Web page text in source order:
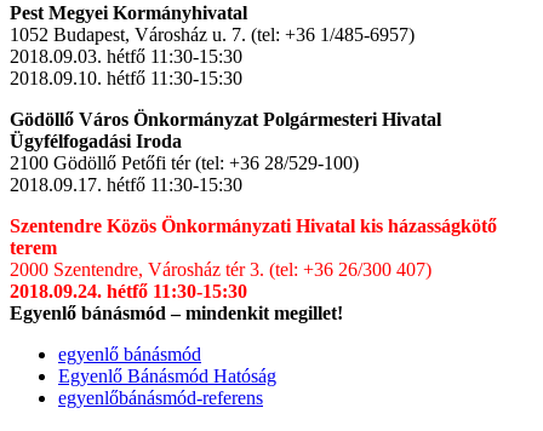
Pest Megyei Kormányhivatal
1052 Budapest, Városház u. 7. (tel: +36 1/485-6957)
2018.09.03. hétfő 11:30-15:30
2018.09.10. hétfő 11:30-15:30
Gödöllő Város Önkormányzat Polgármesteri Hivatal
Ügyfélfogadási Iroda
2100 Gödöllő Petőfi tér (tel: +36 28/529-100)
2018.09.17. hétfő 11:30-15:30
Szentendre Közös Önkormányzati Hivatal kis házasságkötő
terem
2000 Szentendre, Városház tér 3. (tel: +36 26/300 407)
2018.09.24. hétfő 11:30-15:30
Egyenlő bánásmód – mindenkit megillet!
egyenlő bánásmód
Egyenlő Bánásmód Hatóság
egyenlőbánásmód-referens